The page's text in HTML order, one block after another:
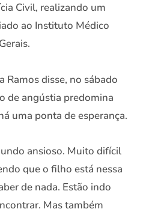
Civil, realizando um
ao Instituto Médico
Ramos disse, no sábado
de angústia predomina
uma ponta de esperança.
ansioso. Muito difícil
que o filho está nessa
de nada. Estão indo
Mas também